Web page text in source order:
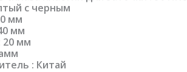
с черным
мм
мм
20 мм
: Китай